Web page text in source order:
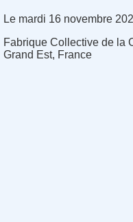
Le mardi 16 novembre
Fabrique Collective de la
Grand Est, France